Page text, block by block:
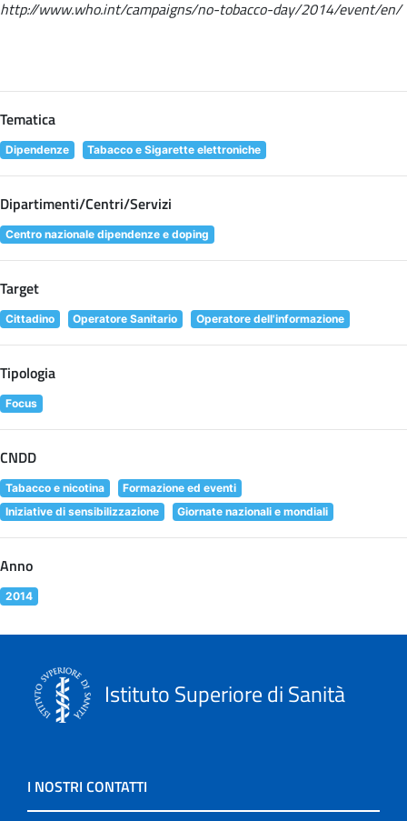
http://www.who.int/campaigns/no-tobacco-day/2014/event/en/
Tematica
Dipendenze Tabacco e Sigarette elettroniche
Dipartimenti/Centri/Servizi
Centro nazionale dipendenze e doping
Target
Cittadino Operatore Sanitario Operatore dell'informazione
Tipologia
Focus
CNDD
Tabacco e nicotina
Formazione ed eventi
Iniziative di sensibilizzazione
Giornate nazionali e mondiali
Anno
2014
Istituto Superiore di Sanità
I NOSTRI CONTATTI